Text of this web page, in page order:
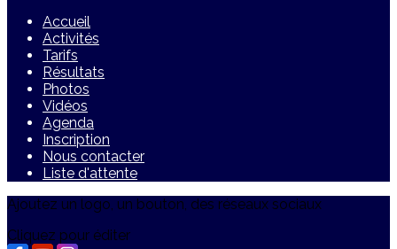
Accueil
Activités
Tarifs
Résultats
Photos
Vidéos
Agenda
Inscription
Nous contacter
Liste d'attente
Ajoutez un logo, un bouton, des réseaux sociaux
Cliquez pour éditer